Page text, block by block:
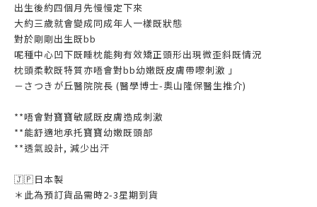
出生後約四個月先慢慢定下來
大約三歲就會變成同成年人一樣既狀態
對於剛剛出生既bb
呢種中心凹下既睡枕能夠有效矯正頭形出現微歪斜既情況
枕頭柔軟既特質亦唔會對bb幼嫩既皮膚帶嚟刺激 」
－さつきが丘醫院院長 (醫學博士-奧山隆保醫生推介)
**唔會對寶寶敏感既皮膚造成刺激
**能舒適地承托寶寶幼嫩既頭部
**透氣設計, 減少出汗
🇯🇵日本製
＊此為預訂貨品需時2-3星期到貨